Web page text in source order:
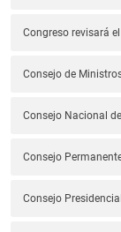
Congreso revisará
Consejo de
Consejo Nacional
Consejo
Consejo